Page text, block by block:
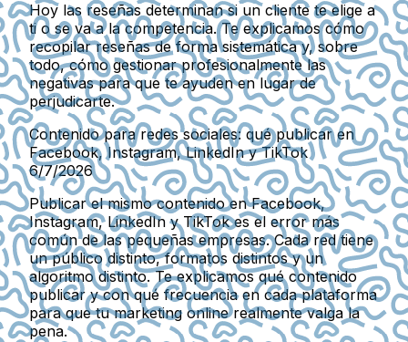
Hoy las reseñas determinan si un cliente te elige a
ti o se va a la competencia. Te explicamos cómo
recopilar reseñas de forma sistemática y, sobre
todo, cómo gestionar profesionalmente las
negativas para que te ayuden en lugar de
perjudicarte.
Contenido para redes sociales: qué publicar en
Facebook, Instagram, LinkedIn y TikTok
6/7/2026
Publicar el mismo contenido en Facebook,
Instagram, LinkedIn y TikTok es el error más
común de las pequeñas empresas. Cada red tiene
un público distinto, formatos distintos y un
algoritmo distinto. Te explicamos qué contenido
publicar y con qué frecuencia en cada plataforma
para que tu marketing online realmente valga la
pena.